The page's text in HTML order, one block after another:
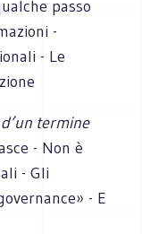
passo
-
- Le
termine
- Non è
- Gli
- E